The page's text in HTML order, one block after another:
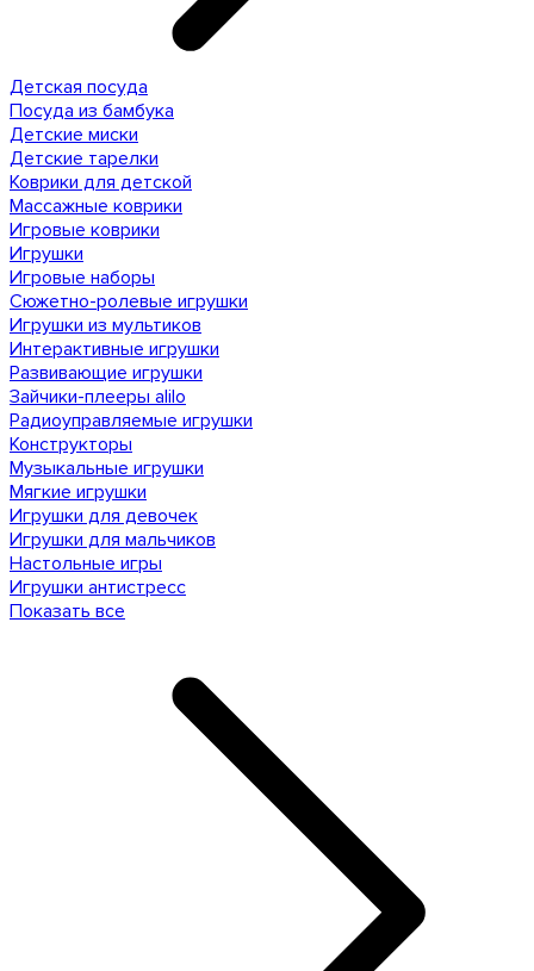
Детская посуда
Посуда из бамбука
Детские миски
Детские тарелки
Коврики для детской
Массажные коврики
Игровые коврики
Игрушки
Игровые наборы
Сюжетно-ролевые игрушки
Игрушки из мультиков
Интерактивные игрушки
Развивающие игрушки
Зайчики-плееры alilo
Радиоуправляемые игрушки
Конструкторы
Музыкальные игрушки
Мягкие игрушки
Игрушки для девочек
Игрушки для мальчиков
Настольные игры
Игрушки антистресс
Показать все